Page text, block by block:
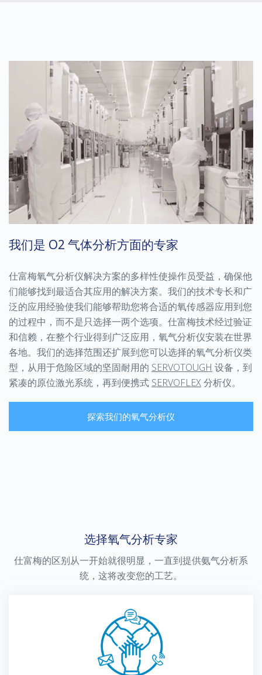
我们是 O2 气体分析方面的专家
仕富梅氧气分析仪解决方案的多样性使操作员受益，确保他
们能够找到最适合其应用的解决方案。我们的技术专长和广
泛的应用经验使我们能够帮助您将合适的氧传感器应用到您
的过程中，而不是只选择一两个选项。仕富梅技术经过验证
和信赖，在整个行业得到广泛应用，氧气分析仪安装在世界
各地。我们的选择范围还扩展到您可以选择的氧气分析仪类
型，从用于危险区域的坚固耐用的 SERVOTOUGH 设备，到
紧凑的原位激光系统，再到便携式 SERVOFLEX分析仪。
探索我们的氧气分析仪
选择氧气分析专家
仕富梅的区别从一开始就很明显，一直到提供氨气分析系
统，这将改变您的工艺。